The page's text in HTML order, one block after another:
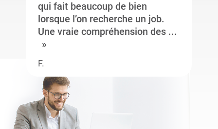
qui fait beaucoup de bien
lorsque l’on recherche un job.
Une vraie compréhension des ...
F.